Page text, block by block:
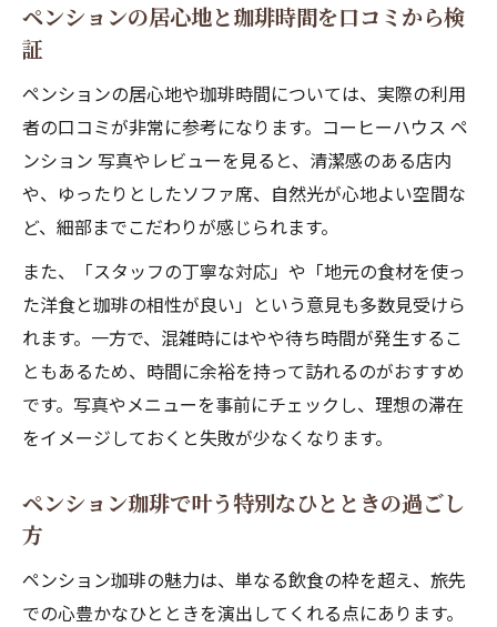
ペンションの居心地と珈琲時間を口コミから検
証
ペンションの居心地や珈琲時間については、実際の利用
者の口コミが非常に参考になります。コーヒーハウス ペ
ンション 写真やレビューを見ると、清潔感のある店内
や、ゆったりとしたソファ席、自然光が心地よい空間な
ど、細部までこだわりが感じられます。
また、「スタッフの丁寧な対応」や「地元の食材を使っ
た洋食と珈琲の相性が良い」という意見も多数見受けら
れます。一方で、混雑時にはやや待ち時間が発生するこ
ともあるため、時間に余裕を持って訪れるのがおすすめ
です。写真やメニューを事前にチェックし、理想の滞在
をイメージしておくと失敗が少なくなります。
ペンション珈琲で叶う特別なひとときの過ごし
方
ペンション珈琲の魅力は、単なる飲食の枠を超え、旅先
での心豊かなひとときを演出してくれる点にあります。